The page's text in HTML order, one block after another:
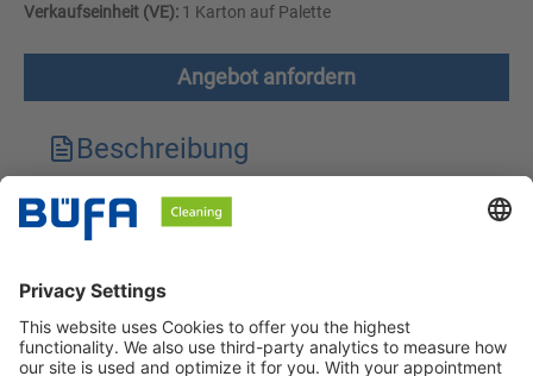
Verkaufseinheit (VE): 1 Karton auf Palette
Angebot anfordern
Beschreibung
Technische Merkmale
Sicherheitshinweise